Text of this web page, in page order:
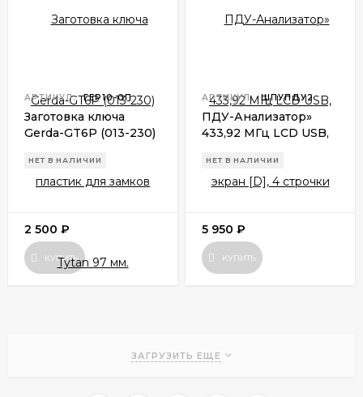
АРТИКУЛ: ГЕР10-0П
Заготовка ключа
Gerda-GT6P (013-230)
Tytan 97 мм.
НЕТ В НАЛИЧИИ
2 500 ₽
КУПИТЬ
АРТИКУЛ: ШПУПДУ2
ПДУ-Анализатор»
433,92 МГц LCD USB,
НЕТ В НАЛИЧИИ
5 950 ₽
КУПИТЬ
ЗАГРУЗИТЬ ЕЩЕ